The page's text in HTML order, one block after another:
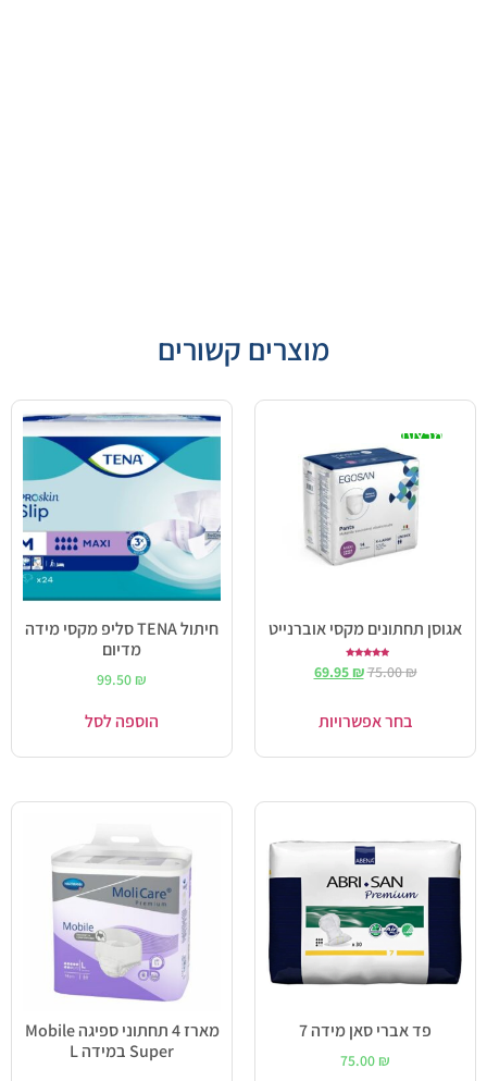
מוצרים קשורים
מבצע!
אגוסן תחתונים מקסי אוברנייט
5.00
מתוך 5
75.00₪
69.95₪
בחר אפשרויות
חיתול TENA סליפ מקסי מידה
מדיום
99.50 ₪
הוספה לסל
פד אברי סאן מידה 7
75.00 ₪
מארז 4 תחתוני ספיגה Mobile
Super במידה L